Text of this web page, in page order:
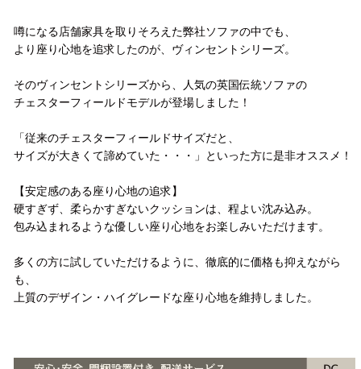
噂になる店舗家具を取りそろえた弊社ソファの中でも、
より座り心地を追求したのが、ヴィンセントシリーズ。
そのヴィンセントシリーズから、人気の英国伝統ソファの
チェスターフィールドモデルが登場しました！
「従来のチェスターフィールドサイズだと、
サイズが大きくて諦めていた・・・」といった方に是非オススメ！
【安定感のある座り心地の追求】
硬すぎず、柔らかすぎないクッションは、程よい沈み込み。
包み込まれるような優しい座り心地をお楽しみいただけます。
多くの方に試していただけるように、徹底的に価格も抑えながら
も、
上質のデザイン・ハイグレードな座り心地を維持しました。